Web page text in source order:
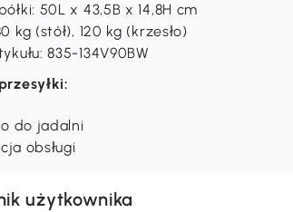
50L x 43,5B x 14,8H cm
kg (stół), 120 kg (krzesło)
835-134V90BW
do jadalni
obsługi
użytkownika